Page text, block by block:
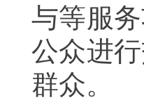
与等服
公众进
群众。